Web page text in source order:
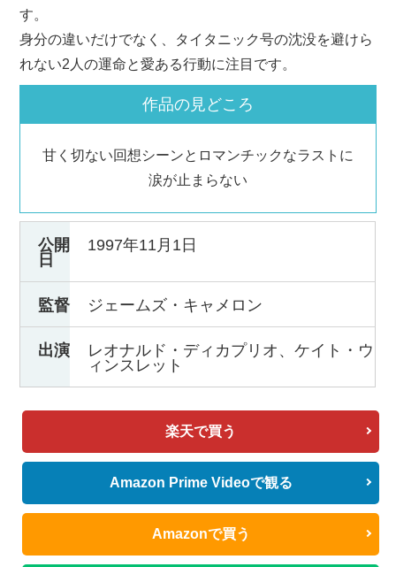
す。
身分の違いだけでなく、タイタニック号の沈没を避けら
れない2人の運命と愛ある行動に注目です。
作品の見どころ
甘く切ない回想シーンとロマンチックなラストに
涙が止まらない
公開
日
1997年11月1日
監督 ジェームズ・キャメロン
出演
レオナルド・ディカプリオ、ケイト・ウ
ィンスレット
楽天で買う
Amazon Prime Videoで観る
Amazonで買う